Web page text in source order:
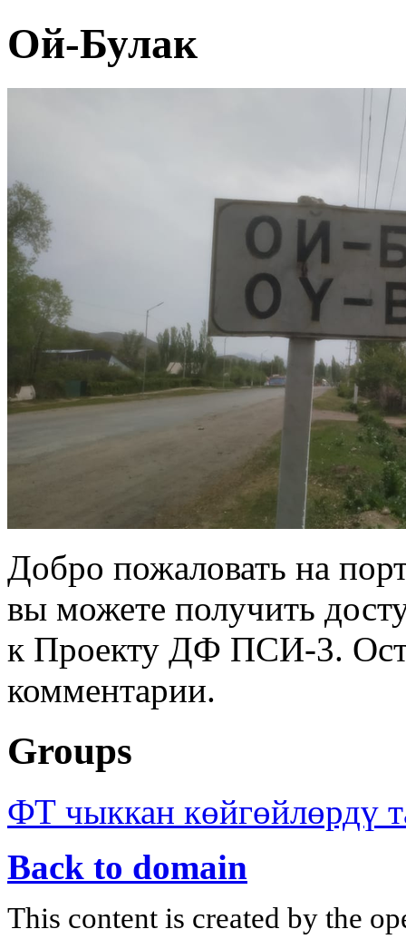
Ой-Булак
Добро пожаловать на
вы можете получить
к Проекту ДФ ПСИ-3.
комментарии.
Groups
ФТ чыккан көйгөйлөрдү
Back to domain
This content is created by the